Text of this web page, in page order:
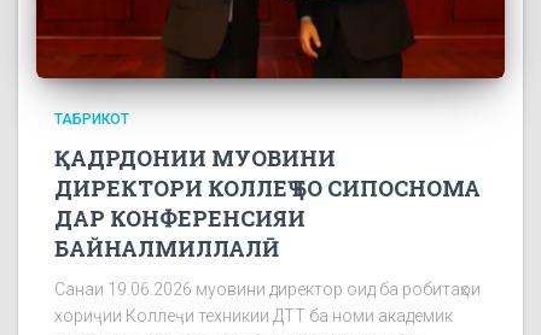
ТАБРИКОТ
ҚАДРДОНИИ МУОВИНИ
ДИРЕКТОРИ КОЛЛЕҶ БО СИПОСНОМА
ДАР КОНФЕРЕНСИЯИ
БАЙНАЛМИЛЛАЛӢ
Санаи 19.06.2026 муовини директор оид ба робитаҳои
хориҷии Коллеҷи техникии ДТТ ба номи академик